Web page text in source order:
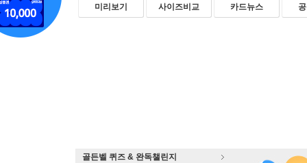
미리보기 사이즈비교 카드뉴스
골든벨 퀴즈 & 완독챌린지